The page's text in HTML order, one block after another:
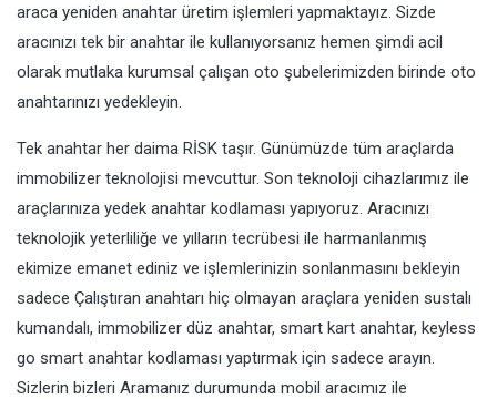
araca yeniden anahtar üretim işlemleri yapmaktayız. Sizde
aracınızı tek bir anahtar ile kullanıyorsanız hemen şimdi acil
olarak mutlaka kurumsal çalışan oto şubelerimizden birinde oto
anahtarınızı yedekleyin.
Tek anahtar her daima RİSK taşır. Günümüzde tüm araçlarda
immobilizer teknolojisi mevcuttur. Son teknoloji cihazlarımız ile
araçlarınıza yedek anahtar kodlaması yapıyoruz. Aracınızı
teknolojik yeterliliğe ve yılların tecrübesi ile harmanlanmış
ekimize emanet ediniz ve işlemlerinizin sonlanmasını bekleyin
sadece Çalıştıran anahtarı hiç olmayan araçlara yeniden sustalı
kumandalı, immobilizer düz anahtar, smart kart anahtar, keyless
go smart anahtar kodlaması yaptırmak için sadece arayın.
Sizlerin bizleri Aramanız durumunda mobil aracımız ile